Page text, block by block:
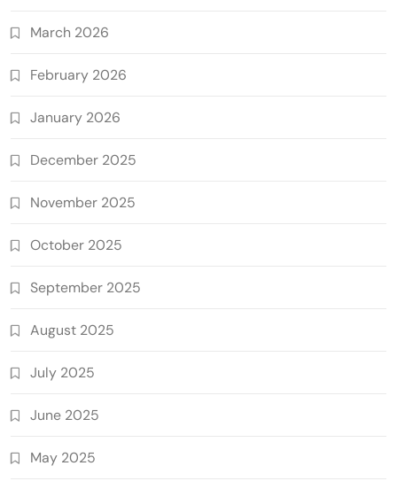
March 2026
February 2026
January 2026
December 2025
November 2025
October 2025
September 2025
August 2025
July 2025
June 2025
May 2025